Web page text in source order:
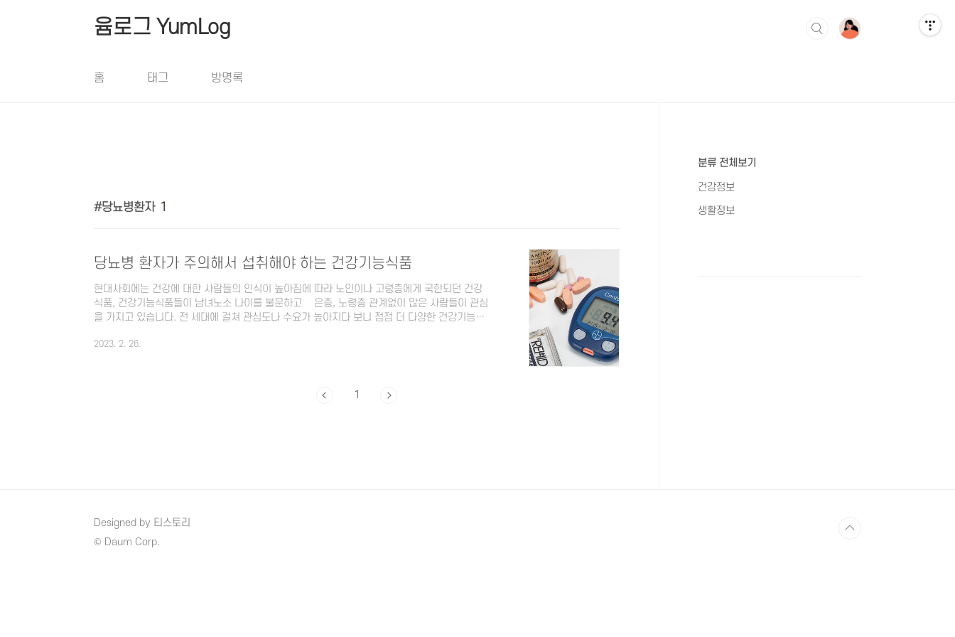
윰로그 YumLog
홈 태그 방명록
당뇨병환자 1
당뇨병 환자가 주의해서 섭취해야 하는 건강기능식품
현대사회에는 건강에 대한 사람들의 인식이 높아짐에 따라 노인이나 고령층에게 국한되던 건강
식품, 건강기능식품들이 남녀노소 나이를 불문하고 젋은층, 노령층 관계없이 많은 사람들이 관심
을 가지고 있습니다. 전 세대에 걸쳐 관심도나 수요가 높아지다 보니 점점 더 다양한 건강기능식
는 목적인 의약품이 아니고 성분도 안전하다는 이유로 무분별하게 많은 양을 복용하고 있는 건
병되고 있는 당뇨병이 있는 환자들은 평소 식단부터 굉장히 신경을 써야 하는 ..
2023. 2. 26.
1
분류 전체보기
건강정보
생활정보
Designed by 티스토리
© Daum Corp.